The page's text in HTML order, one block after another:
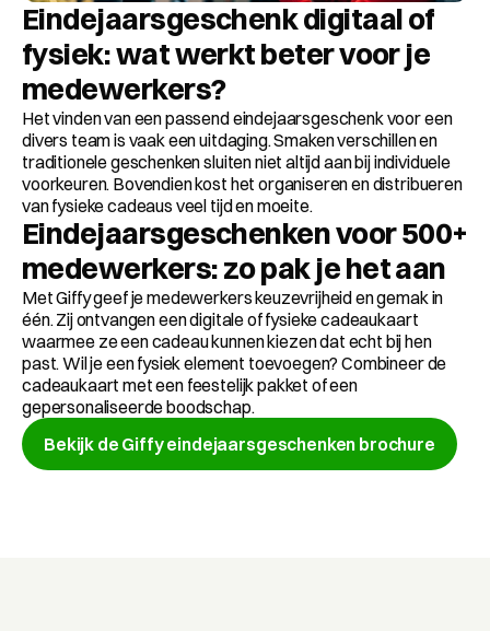
Eindejaarsgeschenk digitaal of
fysiek: wat werkt beter voor je
medewerkers?
Het vinden van een passend eindejaarsgeschenk voor een
divers team is vaak een uitdaging. Smaken verschillen en
traditionele geschenken sluiten niet altijd aan bij individuele
voorkeuren. Bovendien kost het organiseren en distribueren
van fysieke cadeaus veel tijd en moeite.
Eindejaarsgeschenken voor 500+
medewerkers: zo pak je het aan
Met Giffy geef je medewerkers keuzevrijheid en gemak in
één. Zij ontvangen een digitale of fysieke cadeaukaart
waarmee ze een cadeau kunnen kiezen dat echt bij hen
past. Wil je een fysiek element toevoegen? Combineer de
cadeaukaart met een feestelijk pakket of een
gepersonaliseerde boodschap.
Bekijk de Giffy eindejaarsgeschenken brochure